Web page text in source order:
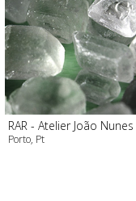
RAR - Atelier João Nunes
Porto, Pt